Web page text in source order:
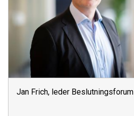
Jan Frich, leder Beslutningsforum